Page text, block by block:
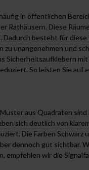
in öffentlichen
Rathäusern. Diese
besteht für
zu unangenehmen und
Sicherheitsaufklebern
So leisten Sie
aus Quadraten
sich deutlich von
Die Farben Schwarz
dennoch gut sichtbar.
empfehlen wir die